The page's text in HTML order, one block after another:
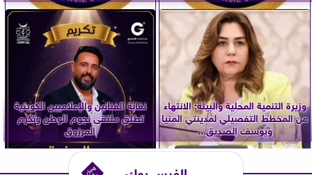
وزيرة التنمية المحلية والبيئة: الانتهاء
من المخطط التفصيلي لمدينتي المنيا
ويوسف الصديق...
نقابة الفنانين والإعلاميين الكويتية
تطلق ملتقى نجوم الوطن وتكرم
المرزوق